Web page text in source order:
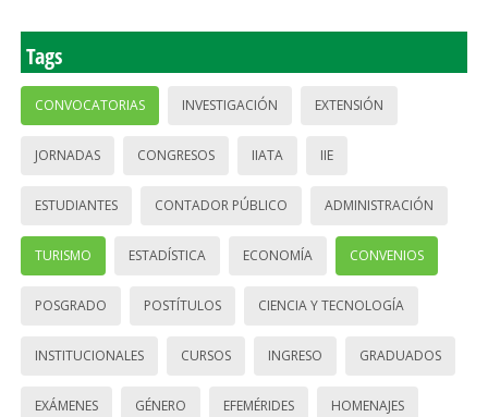
Tags
CONVOCATORIAS INVESTIGACIÓN EXTENSIÓN
JORNADAS CONGRESOS IIATA IIE
ESTUDIANTES CONTADOR PÚBLICO ADMINISTRACIÓN
TURISMO ESTADÍSTICA ECONOMÍA CONVENIOS
POSGRADO POSTÍTULOS CIENCIA Y TECNOLOGÍA
INSTITUCIONALES CURSOS INGRESO GRADUADOS
EXÁMENES GÉNERO EFEMÉRIDES HOMENAJES